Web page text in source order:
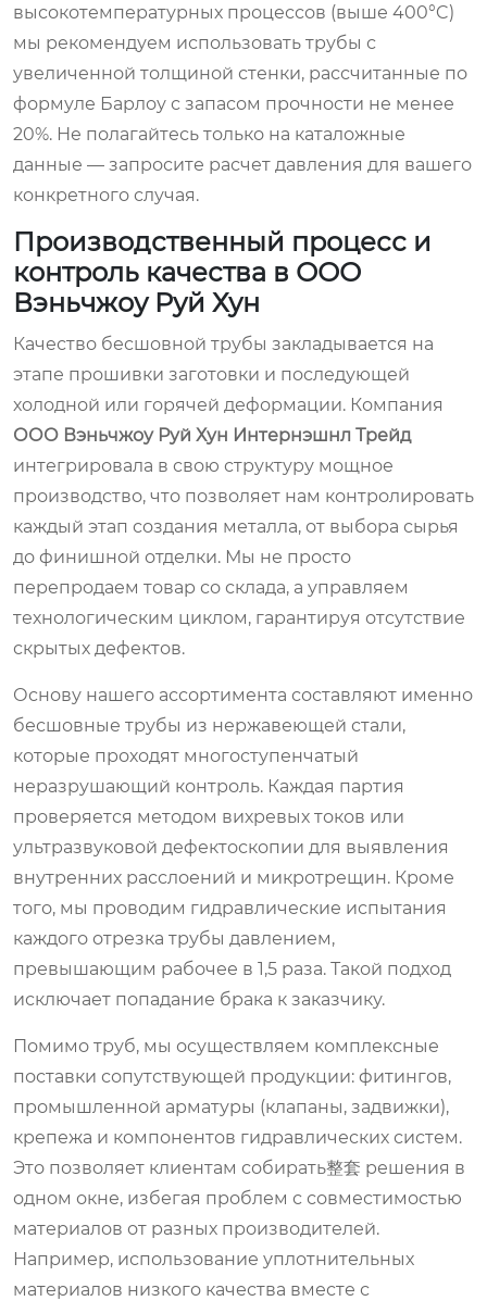
высокотемпературных процессов (выше 400°C)
мы рекомендуем использовать трубы с
увеличенной толщиной стенки, рассчитанные по
формуле Барлоу с запасом прочности не менее
20%. Не полагайтесь только на каталожные
данные — запросите расчет давления для вашего
конкретного случая.
Производственный процесс и
контроль качества в ООО
Вэньчжоу Руй Хун
Качество бесшовной трубы закладывается на
этапе прошивки заготовки и последующей
холодной или горячей деформации. Компания
ООО Вэньчжоу Руй Хун Интернэшнл Трейд
интегрировала в свою структуру мощное
производство, что позволяет нам контролировать
каждый этап создания металла, от выбора сырья
до финишной отделки. Мы не просто
перепродаем товар со склада, а управляем
технологическим циклом, гарантируя отсутствие
скрытых дефектов.
Основу нашего ассортимента составляют именно
бесшовные трубы из нержавеющей стали,
которые проходят многоступенчатый
неразрушающий контроль. Каждая партия
проверяется методом вихревых токов или
ультразвуковой дефектоскопии для выявления
внутренних расслоений и микротрещин. Кроме
того, мы проводим гидравлические испытания
каждого отрезка трубы давлением,
превышающим рабочее в 1,5 раза. Такой подход
исключает попадание брака к заказчику.
Помимо труб, мы осуществляем комплексные
поставки сопутствующей продукции: фитингов,
промышленной арматуры (клапаны, задвижки),
крепежа и компонентов гидравлических систем.
Это позволяет клиентам собирать整套 решения в
одном окне, избегая проблем с совместимостью
материалов от разных производителей.
Например, использование уплотнительных
материалов низкого качества вместе с